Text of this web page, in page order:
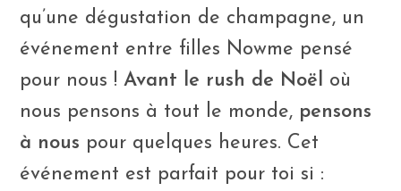
qu’une dégustation de champagne, un
événement entre filles Nowme pensé
pour nous !Avant le rush de Noël où
nous pensons à tout le monde, pensons
à nous pour quelques heures. Cet
événement est parfait pour toi si :